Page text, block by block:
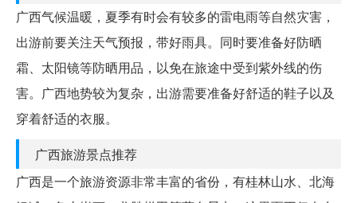
广西气候温暖，夏季有时会有较多的雷电雨等自然灾害，
出游前要关注天气预报，带好雨具。同时要准备好防晒
霜、太阳镜等防晒用品，以免在旅途中受到紫外线的伤
害。广西地势较为复杂，出游需要准备好舒适的鞋子以及
穿着舒适的衣服。
广西旅游景点推荐
广西是一个旅游资源非常丰富的省份，有桂林山水、北海